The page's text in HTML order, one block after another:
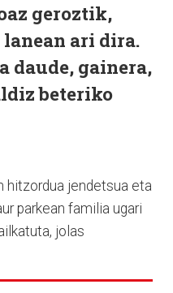
geroztik,
ari dira.
daude, gainera,
beteriko
hitzordua jendetsua eta
parkean familia ugari
jolas